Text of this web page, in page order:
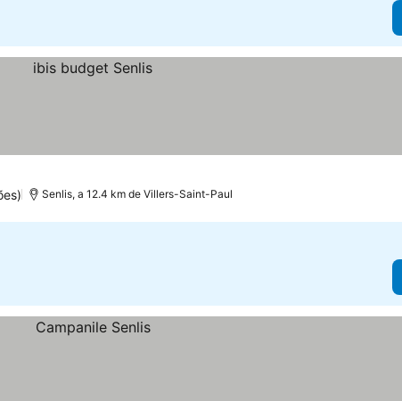
Senlis, a 12.4 km de Villers-Saint-Paul